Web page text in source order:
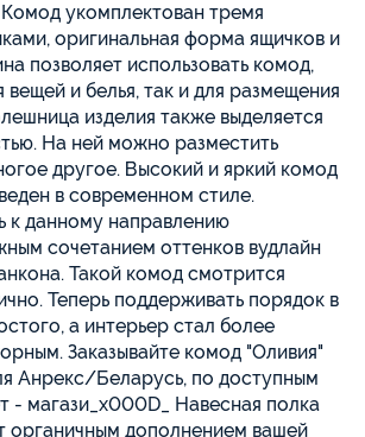
укомплектован тремя
оригинальная форма ящичков и
позволяет использовать комод,
вещей и белья, так и для размещения
изделия также выделяется
На ней можно разместить
другое. Высокий и яркий комод
в современном стиле.
к данному направлению
сочетанием оттенков вудлайн
Такой комод смотрится
Теперь поддерживать порядок в
а интерьер стал более
Заказывайте комод "Оливия"
Анрекс/Беларусь, по доступным
- магази_x000D_ Навесная полка
органичным дополнением вашей